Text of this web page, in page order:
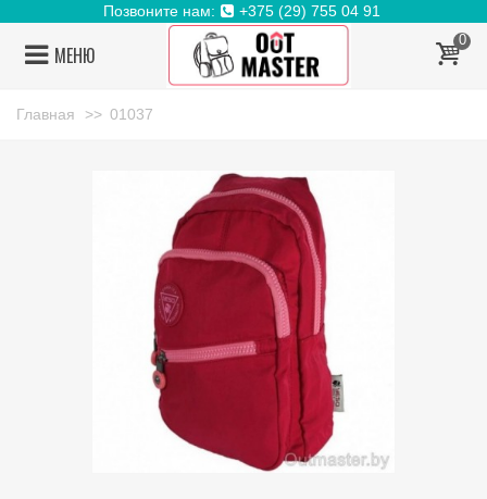
Позвоните нам: +375 (29) 755 04 91
МЕНЮ
0
Главная >> 01037